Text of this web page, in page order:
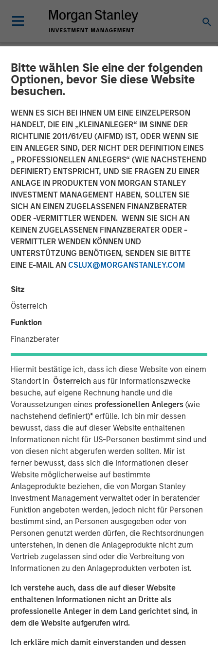
Bitte wählen Sie eine der folgenden
Optionen, bevor Sie diese Website
besuchen.
WENN ES SICH BEI IHNEN UM EINE EINZELPERSON
HANDELT, DIE EIN „KLEINANLEGER“ IM SINNE DER
RICHTLINIE 2011/61/EU (AIFMD) IST, ODER WENN SIE
EIN ANLEGER SIND, DER NICHT DER DEFINITION EINES
„ PROFESSIONELLEN ANLEGERS“ (WIE NACHSTEHEND
DEFINIERT) ENTSPRICHT, UND SIE FRAGEN ZU EINER
ANLAGE IN PRODUKTEN VON MORGAN STANLEY
INVESTMENT MANAGEMENT HABEN, SOLLTEN SIE
SICH AN EINEN ZUGELASSENEN FINANZBERATER
ODER -VERMITTLER WENDEN. WENN SIE SICH AN
KEINEN ZUGELASSENEN FINANZBERATER ODER -
VERMITTLER WENDEN KÖNNEN UND
UNTERSTÜTZUNG BENÖTIGEN, SENDEN SIE BITTE
EINE E-MAIL AN CSLUX@MORGANSTANLEY.COM
Sitz
Österreich
Funktion
Finanzberater
Hiermit bestätige ich, dass ich diese Website von einem
Standort in Österreich aus für Informationszwecke
besuche, auf eigene Rechnung handle und die
Voraussetzungen eines professionellen Anlegers(wie
nachstehend definiert)* erfülle. Ich bin mir dessen
bewusst, dass die auf dieser Website enthaltenen
Informationen nicht für US-Personen bestimmt sind und
von diesen nicht abgerufen werden sollten. Mir ist
ferner bewusst, dass sich die Informationen dieser
Website möglicherweise auf bestimmte
Anlageprodukte beziehen, die von Morgan Stanley
Investment Management verwaltet oder in beratender
Funktion angeboten werden, jedoch nicht für Personen
bestimmt sind, an Personen ausgegeben oder von
Personen genutzt werden dürfen, die Rechtsordnungen
unterstehen, in denen die Anlageprodukte nicht zum
Vertrieb zugelassen sind oder die Verbreitung von
Informationen zu den Anlageprodukten verboten ist.
Ich verstehe auch, dass die auf dieser Website
enthaltenen Informationen nicht an Dritte als
professionelle Anleger in dem Land gerichtet sind, in
dem die Website aufgerufen wird.
Ich erkläre mich damit einverstanden und dessen
NEWSROOM
Morgan Stanley Investment
Management and iCapital
expand partnership to
provide Wealth Managers
globally with access to
Private Markets Funds
18 JULI 2022
LONDON
their US partnership to provide more banks and wealth
managers globally with access to a suite of private
iCapital’s market-leading technology platform and
solutions have effectively and efficiently diminished the
historical barriers that wealth managers and their clients
have faced when investing in private markets by
automating the subscription, administration, operational
and reporting processes for the life of the investment.
iCapital also provides a full suite of research, due
diligence and educational materials to advisors and
investors.
Morgan Stanley is a long-standing strategic investor and
partner of iCapital, and this development is a testament
to the success of the relationship. It follows an existing
strategic relationship through Morgan Stanley Wealth
Management in the US, for which iCapital provides
alternative investment feeder fund services.
Jacques Chappuis, Global Head of Distribution and Co-
Head of the Solutions and Multi-Asset Group at MSIM,
said: “This is a new chapter in Morgan Stanley’s
have typically been restricted to institutional investors,
we are excited to be able to expand the client base
accessing our industry leading Private Markets funds and
help High Net Worth Investors across the globe further
diversify their investment portfolios.”